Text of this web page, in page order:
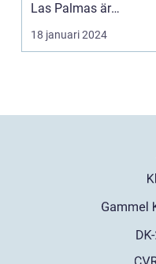
Las Palmas är
huvudstaden på den
va...
18 januari 2024